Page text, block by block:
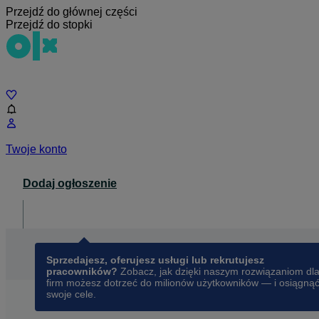
Przejdź do głównej części
Przejdź do stopki
Twoje konto
Dodaj ogłoszenie
Sprzedajesz, oferujesz usługi lub rekrutujesz
pracowników? Zobacz, jak dzięki naszym rozwiązaniom dla
firm możesz dotrzeć do milionów użytkowników — i osiągnąć
swoje cele.